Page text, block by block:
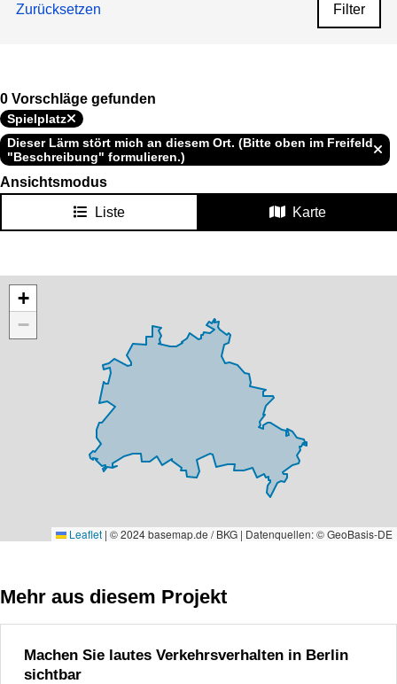
Zurücksetzen Filter
0 Vorschläge gefunden
Spielplatz
Dieser Lärm stört mich an diesem Ort. (Bitte oben im Freifeld
"Beschreibung" formulieren.)
Ansichtsmodus
Liste
Karte
Karte überspringen
+
−
Leaflet | © 2024 basemap.de / BKG | Datenquellen: © GeoBasis-DE
Mehr aus diesem Projekt
Machen Sie lautes Verkehrsverhalten in Berlin
sichtbar